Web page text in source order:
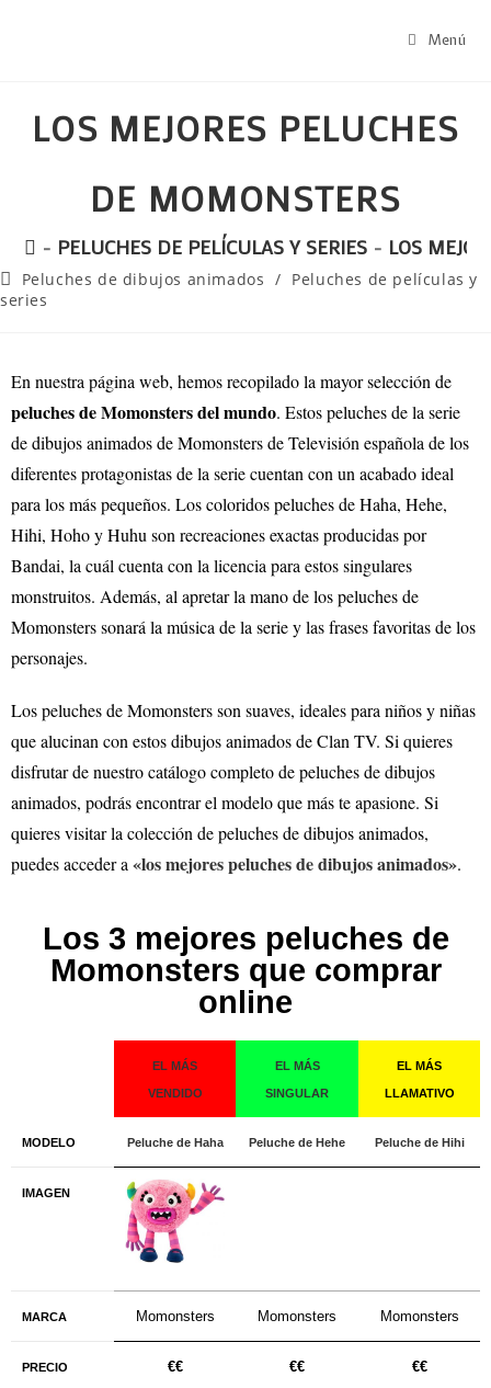
Menú
LOS MEJORES PELUCHES
DE MOMONSTERS
- PELUCHES DE PELÍCULAS Y SERIES - LOS
Peluches de dibujos animados / Peluches de películas y
series
En nuestra página web, hemos recopilado la mayor selección de
peluches de Momonsters del mundo. Estos peluches de la serie
de dibujos animados de Momonsters de Televisión española de los
diferentes protagonistas de la serie cuentan con un acabado ideal
para los más pequeños. Los coloridos peluches de Haha, Hehe,
Hihi, Hoho y Huhu son recreaciones exactas producidas por
Bandai, la cuál cuenta con la licencia para estos singulares
monstruitos. Además, al apretar la mano de los peluches de
Momonsters sonará la música de la serie y las frases favoritas de los
personajes.
Los peluches de Momonsters son suaves, ideales para niños y niñas
que alucinan con estos dibujos animados de Clan TV. Si quieres
disfrutar de nuestro catálogo completo de peluches de dibujos
animados, podrás encontrar el modelo que más te apasione. Si
quieres visitar la colección de peluches de dibujos animados,
puedes acceder a «los mejores peluches de dibujos animados».
Los 3 mejores peluches de
Momonsters que comprar
online
EL MÁS
VENDIDO
EL MÁS
SINGULAR
EL MÁS
LLAMATIVO
MODELO Peluche de Haha Peluche de Hehe Peluche de Hihi
IMAGEN
MARCA Momonsters Momonsters Momonsters
PRECIO €€ €€ €€